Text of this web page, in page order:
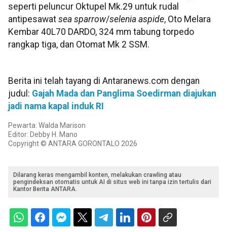
seperti peluncur Oktupel Mk.29 untuk rudal
antipesawat sea sparrow/selenia aspide, Oto Melara
Kembar 40L70 DARDO, 324 mm tabung torpedo
rangkap tiga, dan Otomat Mk 2 SSM.
Berita ini telah tayang di Antaranews.com dengan
judul: Gajah Mada dan Panglima Soedirman diajukan
jadi nama kapal induk RI
Pewarta: Walda Marison
Editor: Debby H. Mano
Copyright © ANTARA GORONTALO 2026
Dilarang keras mengambil konten, melakukan crawling atau
pengindeksan otomatis untuk AI di situs web ini tanpa izin tertulis dari
Kantor Berita ANTARA.